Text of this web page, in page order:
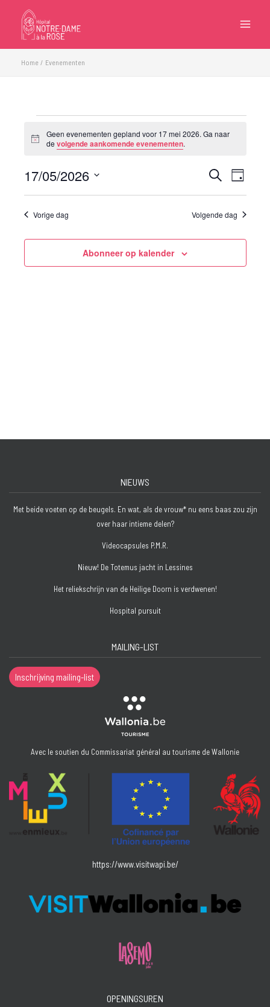
inhoud
Home Evenementen
2026
Bericht
Geen evenementen gepland voor 17 mei 2026. Ga naar
de volgende aankomende evenementen.
Evenementen
weergeven
Zoeken
Dag
17/05/2026
datum.
Vorige dag Volgende dag
Abonneer op kalender
NIEUWS
Met beide voeten op de beugels. En wat, als de vrouw* nu eens baas zou zijn
over haar intieme delen?
Videocapsules P.M.R.
Nieuw! De Totemus jacht in Lessines
Het reliekschrijn van de Heilige Doorn is verdwenen!
Hospital pursuit
MAILING-LIST
Inschrijving mailing-list
Avec le soutien du Commissariat général au tourisme de Wallonie
https://www.visitwapi.be/
OPENINGSUREN